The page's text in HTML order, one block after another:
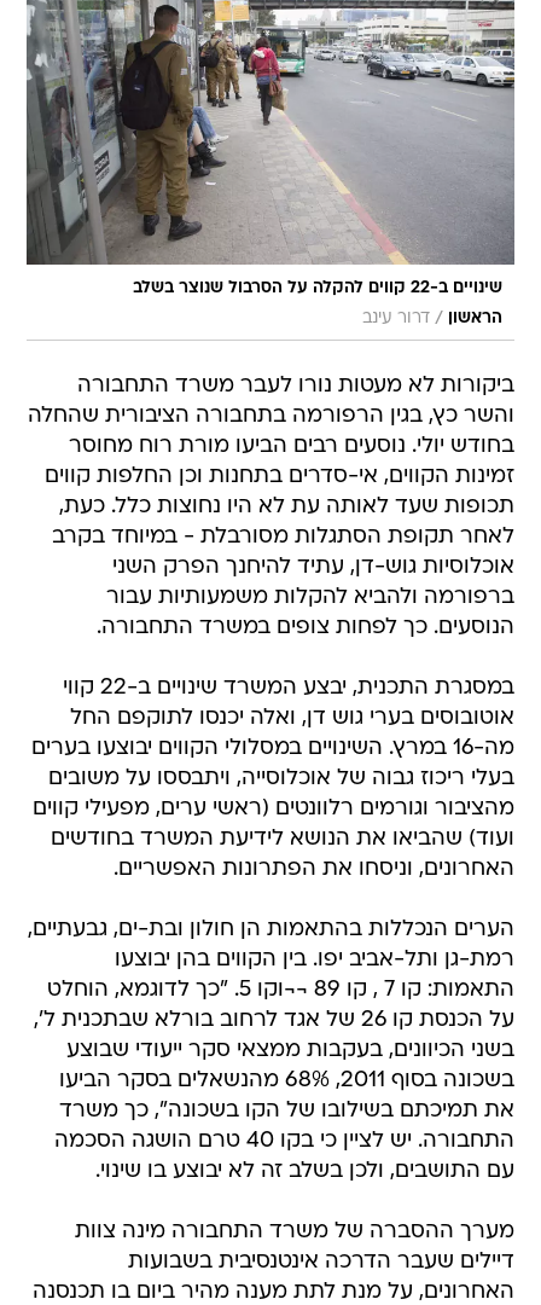
שינויים ב-22 קווים להקלה על הסרבול שנוצר בשלב
הראשון
/ דרור עינב
ביקורות לא מעטות נורו לעבר משרד התחבורה
והשר כץ, בגין הרפורמה בתחבורה הציבורית שהחלה
בחודש יולי. נוסעים רבים הביעו מורת רוח מחוסר
זמינות הקווים, אי-סדרים בתחנות וכן החלפות קווים
תכופות שעד לאותה עת לא היו נחוצות כלל. כעת,
לאחר תקופת הסתגלות מסורבלת - במיוחד בקרב
אוכלוסיות גוש-דן, עתיד להיחנך הפרק השני
ברפורמה ולהביא להקלות משמעותיות עבור
הנוסעים. כך לפחות צופים במשרד התחבורה.
במסגרת התכנית, יבצע המשרד שינויים ב-22 קווי
אוטובוסים בערי גוש דן, ואלה יכנסו לתוקפם החל
מה-16 במרץ. השינויים במסלולי הקווים יבוצעו בערים
בעלי ריכוז גבוה של אוכלוסייה, ויתבססו על משובים
מהציבור וגורמים רלוונטים (ראשי ערים, מפעילי קווים
ועוד) שהביאו את הנושא לידיעת המשרד בחודשים
האחרונים, וניסחו את הפתרונות האפשריים.
הערים הנכללות בהתאמות הן חולון ובת-ים, גבעתיים,
רמת-גן ותל-אביב יפו. בין הקווים בהן יבוצעו
התאמות: קו 7 , קו 89 ¬¬וקו 5. "כך לדוגמא, הוחלט
על הכנסת קו 26 של אגד לרחוב בורלא שבתכנית ל',
בשני הכיוונים, בעקבות ממצאי סקר ייעודי שבוצע
בשכונה בסוף 2011, 68% מהנשאלים בסקר הביעו
את תמיכתם בשילובו של הקו בשכונה", כך משרד
התחבורה. יש לציין כי בקו 40 טרם הושגה הסכמה
עם התושבים, ולכן בשלב זה לא יבוצע בו שינוי.
מערך ההסברה של משרד התחבורה מינה צוות
דיילים שעבר הדרכה אינטנסיבית בשבועות
האחרונים, על מנת לתת מענה מהיר ביום בו תכנסנה